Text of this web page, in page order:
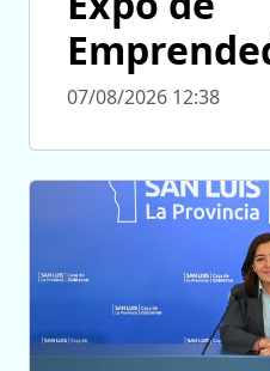
07/08/2026 12:38